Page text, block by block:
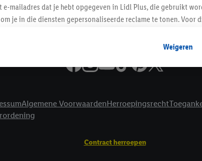
Algemene VoorwaardenHerroepingsrecht
Contract herroepen
mailadres dat je hebt opgegeven in Lidl Plus, die gebruikt
je in die diensten gepersonaliseerde reclame te tonen. Voor
geeft, dan kunnen retargeting advertenties worden
(bijvoorbeeld door het product in een winkelmandje van
andere identifiers of met identifiers waarover Criteo S.A.
instemt. Verder kan je er meer informatie vinden over de
Weigeren